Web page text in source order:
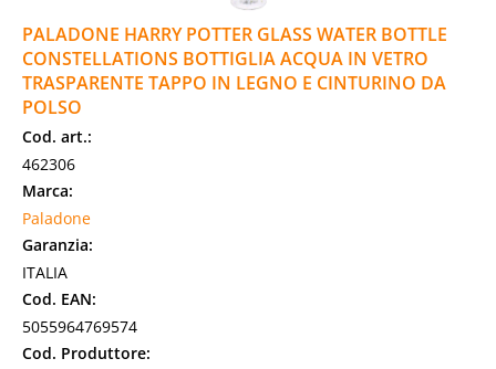
PALADONE HARRY POTTER GLASS WATER BOTTLE
CONSTELLATIONS BOTTIGLIA ACQUA IN VETRO
TRASPARENTE TAPPO IN LEGNO E CINTURINO DA
POLSO
Cod. art.:
462306
Marca:
Paladone
Garanzia:
ITALIA
Cod. EAN:
5055964769574
Cod. Produttore: